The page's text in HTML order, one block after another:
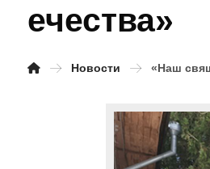
ечества»
Новости «Наш